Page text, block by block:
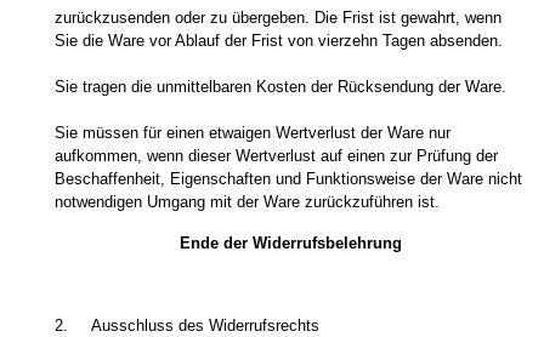
zurückzusenden oder zu übergeben. Die Frist ist gewahrt, wenn
Sie die Ware vor Ablauf der Frist von vierzehn Tagen absenden.
Sie tragen die unmittelbaren Kosten der Rücksendung der Ware.
Sie müssen für einen etwaigen Wertverlust der Ware nur
aufkommen, wenn dieser Wertverlust auf einen zur Prüfung der
Beschaffenheit, Eigenschaften und Funktionsweise der Ware nicht
notwendigen Umgang mit der Ware zurückzuführen ist.
Ende der Widerrufsbelehrung
2. Ausschluss des Widerrufsrechts